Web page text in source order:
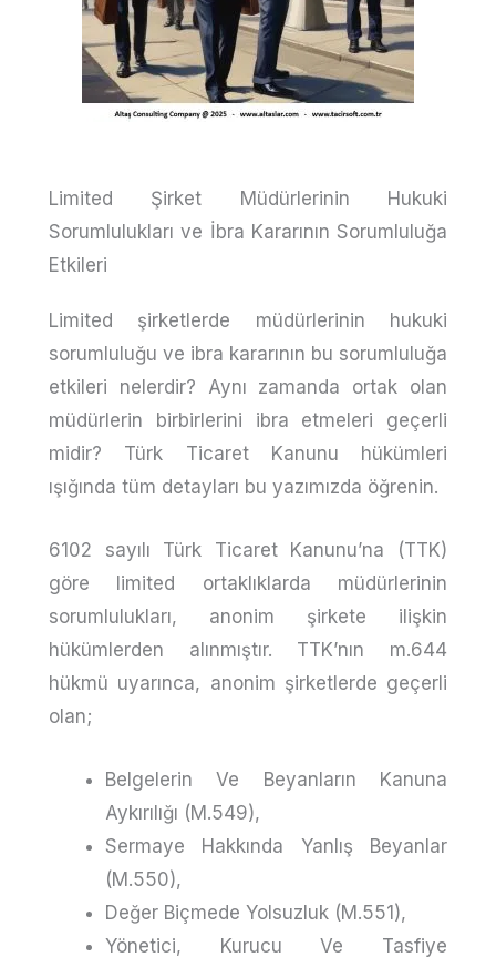
Limited Şirket Müdürlerinin Hukuki
Sorumlulukları ve İbra Kararının Sorumluluğa
Etkileri
Limited şirketlerde müdürlerinin hukuki
sorumluluğu ve ibra kararının bu sorumluluğa
etkileri nelerdir? Aynı zamanda ortak olan
müdürlerin birbirlerini ibra etmeleri geçerli
midir? Türk Ticaret Kanunu hükümleri
ışığında tüm detayları bu yazımızda öğrenin.
6102 sayılı Türk Ticaret Kanunu’na (TTK)
göre limited ortaklıklarda müdürlerinin
sorumlulukları, anonim şirkete ilişkin
hükümlerden alınmıştır. TTK’nın m.644
hükmü uyarınca, anonim şirketlerde geçerli
olan;
Belgelerin Ve Beyanların Kanuna
Aykırılığı (m.549),
Sermaye Hakkında Yanlış Beyanlar
(m.550),
Değer Biçmede Yolsuzluk (m.551),
Yönetici, Kurucu Ve Tasfiye